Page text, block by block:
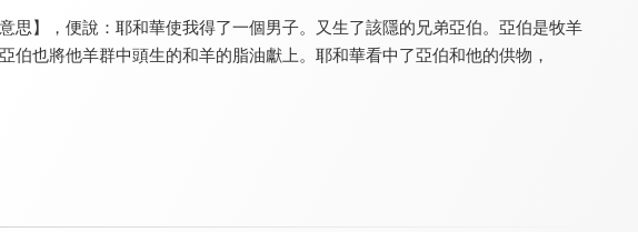
】，便說：耶和華使我得了一個男子。又生了該隱的兄弟亞伯。亞伯是牧羊
也將他羊群中頭生的和羊的脂油獻上。耶和華看中了亞伯和他的供物，